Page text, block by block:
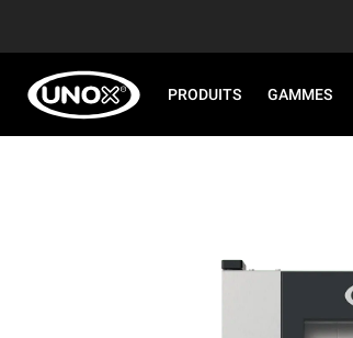
PRODUITS GAMMES